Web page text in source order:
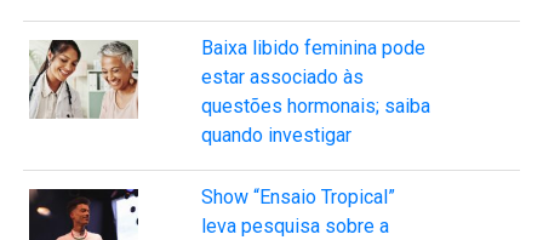
Baixa libido feminina pode
estar associado às
questões hormonais; saiba
quando investigar
Show “Ensaio Tropical”
leva pesquisa sobre a